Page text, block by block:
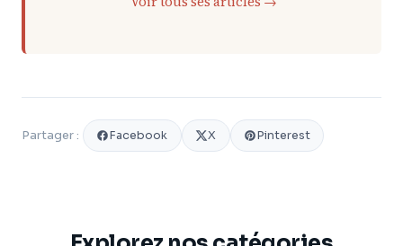
Partager : Facebook X Pinterest